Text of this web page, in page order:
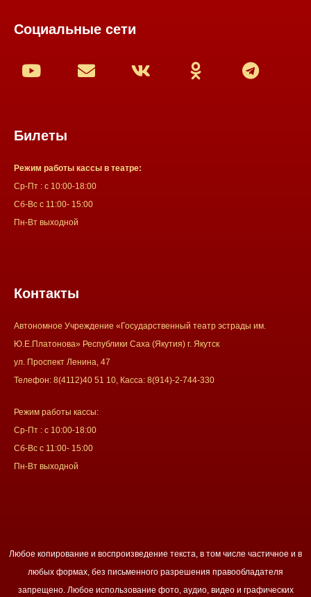
Социальные сети
Билеты
Режим работы кассы в театре:
Ср-Пт : с 10:00-18:00
Сб-Вс с 11:00- 15:00
Пн-Вт выходной
Контакты
Автономное Учреждение «Государственный театр эстрады им.
Ю.Е.Платонова» Республики Саха (Якутия) г. Якутск
ул. Проспект Ленина, 47
Телефон: 8(4112)40 51 10, Касса: 8(914)-2-744-330
Режим работы кассы:
Ср-Пт : с 10:00-18:00
Сб-Вс с 11:00- 15:00
Пн-Вт выходной
Любое копирование и воспроизведение текста, в том числе частичное и в
любых формах, без письменного разрешения правообладателя
запрещено. Любое использование фото, аудио, видео и графических